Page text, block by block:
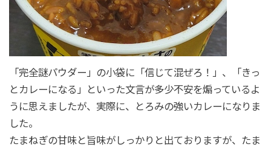
「完全謎パウダー」の小袋に「信じて混ぜろ！」、「きっ
とカレーになる」といった文言が多少不安を煽っているよ
うに思えましたが、実際に、とろみの強いカレーになりま
した。
たまねぎの甘味と旨味がしっかりと出ておりますが、たま